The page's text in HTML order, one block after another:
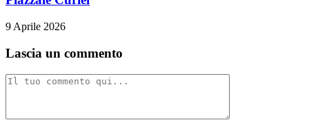
9 Aprile 2026
Lascia un commento
Commento